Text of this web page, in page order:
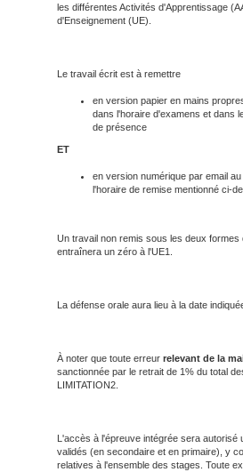
les différentes Activités d'Apprentissage
d'Enseignement (UE).
Le travail écrit est à remettre
en version papier en mains
dans l'horaire d'examens et dans
de présence
ET
en version numérique par email
l'horaire de remise mentionné ci-
Un travail non remis sous les deux formes
entraînera un zéro à l'UE1.
La défense orale aura lieu à la date
À noter que toute erreur relevant de la
sanctionnée par le retrait de 1% du total
LIMITATION2.
L'accès à l'épreuve intégrée sera autorisé
validés (en secondaire et en primaire), y
relatives à l'ensemble des stages. Toute